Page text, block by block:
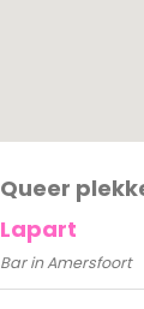
Queer
Lapart
Bar in Amersfoort